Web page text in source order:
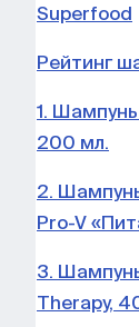
Superfood
Рейтинг
1. Шампунь
200 мл.
2.
Pro-V
3.
Therapy,